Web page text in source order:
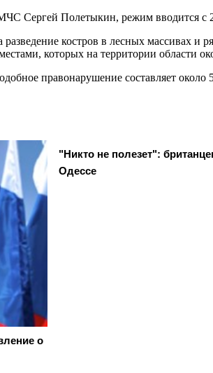
Сергей Полетыкин, режим вводится с
костров в лесных массивах
которых на территории области
правонарушение составляет около
о
"Никто не полезет":
Одессе